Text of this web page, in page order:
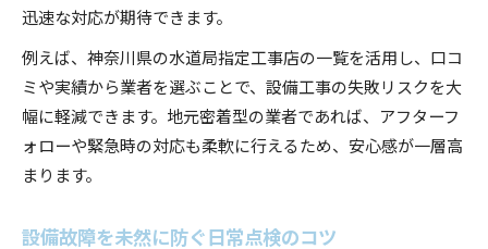
設備工事業者の信頼度を見極める方法
水道局指定工事店一覧の活用が安心の鍵
悪質な設備工事業者を避けるポイント
口コミや実績で選ぶ設備工事の極意
設備工事の資格と技術力をチェックする
設備トラブル時に役立つ応急処置の方法
迅速な対応が期待できます。
例えば、神奈川県の水道局指定工事店の一覧を活用し、口コ
ミや実績から業者を選ぶことで、設備工事の失敗リスクを大
幅に軽減できます。地元密着型の業者であれば、アフターフ
ォローや緊急時の対応も柔軟に行えるため、安心感が一層高
まります。
設備故障を未然に防ぐ日常点検のコツ